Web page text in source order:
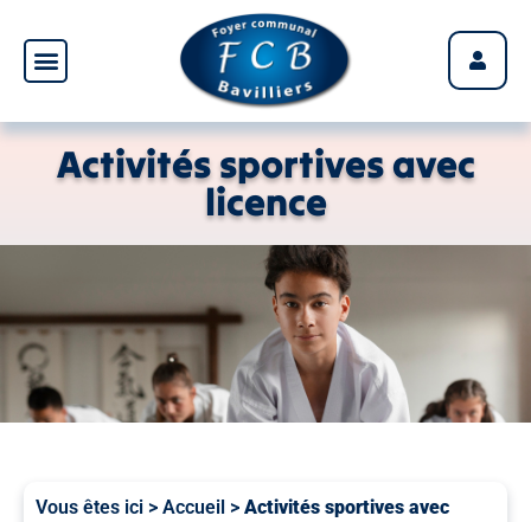
Activités sportives avec
licence
Vous êtes ici > Accueil > Activités sportives avec
Panneau de gestion des cookies